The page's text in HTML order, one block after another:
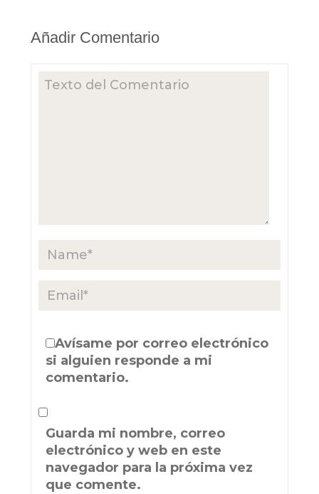
Añadir Comentario
Avísame por correo electrónico
si alguien responde a mi
comentario.
Guarda mi nombre, correo
electrónico y web en este
navegador para la próxima vez
que comente.